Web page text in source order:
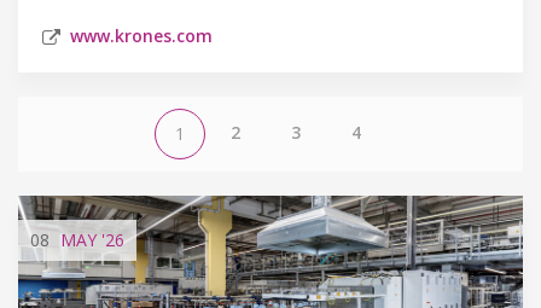
www.krones.com
1 2 3 4
08 MAY '26